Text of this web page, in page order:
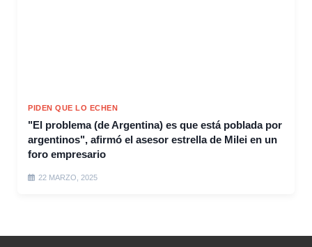
PIDEN QUE LO ECHEN
"El problema (de Argentina) es que está poblada por
argentinos", afirmó el asesor estrella de Milei en un
foro empresario
22 MARZO, 2025